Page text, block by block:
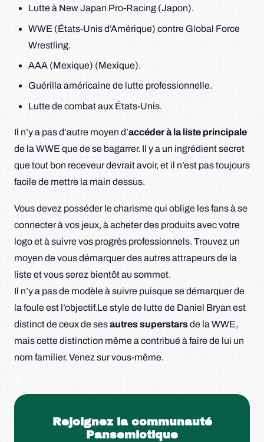
Lutte à New Japan Pro-Racing (Japon).
WWE (États-Unis d’Amérique) contre Global Force
Wrestling.
AAA (Mexique) (Mexique).
Guérilla américaine de lutte professionnelle.
Lutte de combat aux États-Unis.
Il n’y a pas d’autre moyen d’accéder à la liste principale
de la WWE que de se bagarrer. Il y a un ingrédient secret
que tout bon receveur devrait avoir, et il n’est pas toujours
facile de mettre la main dessus.
Vous devez posséder le charisme qui oblige les fans à se
connecter à vos jeux, à acheter des produits avec votre
logo et à suivre vos progrès professionnels. Trouvez un
moyen de vous démarquer des autres attrapeurs de la
liste et vous serez bientôt au sommet.
Il n’y a pas de modèle à suivre puisque se démarquer de
la foule est l’objectif.Le style de lutte de Daniel Bryan est
distinct de ceux de sesautres superstarsde la WWE,
mais cette distinction même a contribué à faire de lui un
nom familier. Venez sur vous-même.
Rejoignez la communauté
Pansemiotique